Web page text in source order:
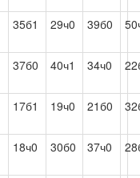
35б1 29ч0 39б0
37б0 40ч1 34ч0
17б1 19ч0 21б0
18ч0 30б0 37ч0